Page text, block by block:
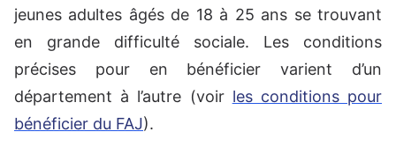
jeunes adultes âgés de 18 à 25 ans se trouvant
en grande difficulté sociale. Les conditions
précises pour en bénéficier varient d’un
département à l’autre (voir les conditions pour
bénéficier du FAJ).